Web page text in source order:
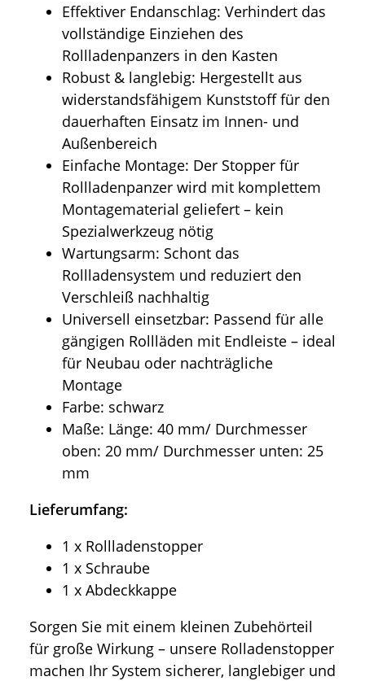
Effektiver Endanschlag: Verhindert das
vollständige Einziehen des
Rollladenpanzers in den Kasten
Robust & langlebig: Hergestellt aus
widerstandsfähigem Kunststoff für den
dauerhaften Einsatz im Innen- und
Außenbereich
Einfache Montage: Der Stopper für
Rollladenpanzer wird mit komplettem
Montagematerial geliefert – kein
Spezialwerkzeug nötig
Wartungsarm: Schont das
Rollladensystem und reduziert den
Verschleiß nachhaltig
Universell einsetzbar: Passend für alle
gängigen Rollläden mit Endleiste – ideal
für Neubau oder nachträgliche
Montage
Farbe: schwarz
Maße: Länge: 40 mm/ Durchmesser
oben: 20 mm/ Durchmesser unten: 25
mm
Lieferumfang:
1 x Rollladenstopper
1 x Schraube
1 x Abdeckkappe
Sorgen Sie mit einem kleinen Zubehörteil
für große Wirkung – unsere Rolladenstopper
machen Ihr System sicherer, langlebiger und